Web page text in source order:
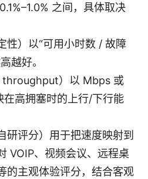
之间，具体取决
性）以“可用小时数 / 故障
越好。
throughput）以 Mbps 或
在高拥塞时的上行/下行能
研评分）用于把速度映射到
VOIP、视频会议、远程桌
的主观体验评分，结合客观